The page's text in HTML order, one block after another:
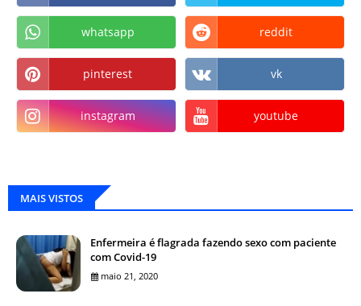
whatsapp reddit
pinterest vk
instagram youtube
MAIS VISTOS
Enfermeira é flagrada fazendo sexo com paciente
com Covid-19
maio 21, 2020